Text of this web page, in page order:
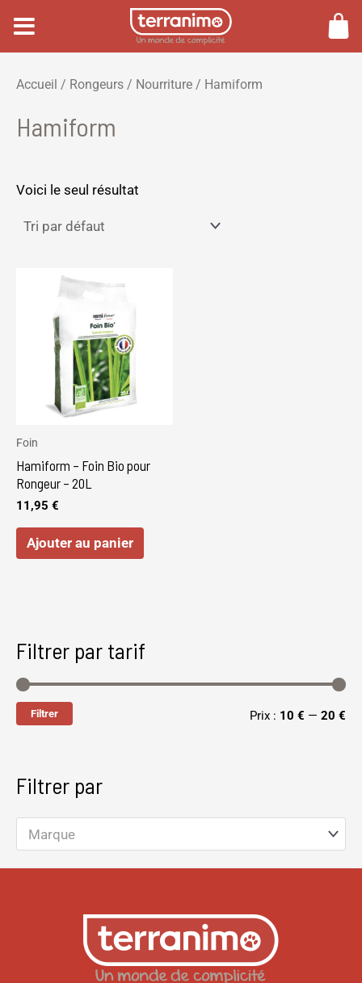
contenu
Accueil / Rongeurs / Nourriture / Hamiform
Hamiform
Voici le seul résultat
Foin
Hamiform – Foin Bio pour
Rongeur – 20L
11,95 €
Ajouter au panier
Filtrer par tarif
Filtrer Prix : 10 € — 20 €
Filtrer par
Marque